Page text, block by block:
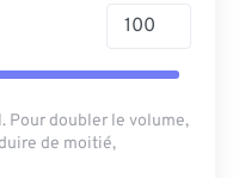
Pour doubler le volume,
de moitié,